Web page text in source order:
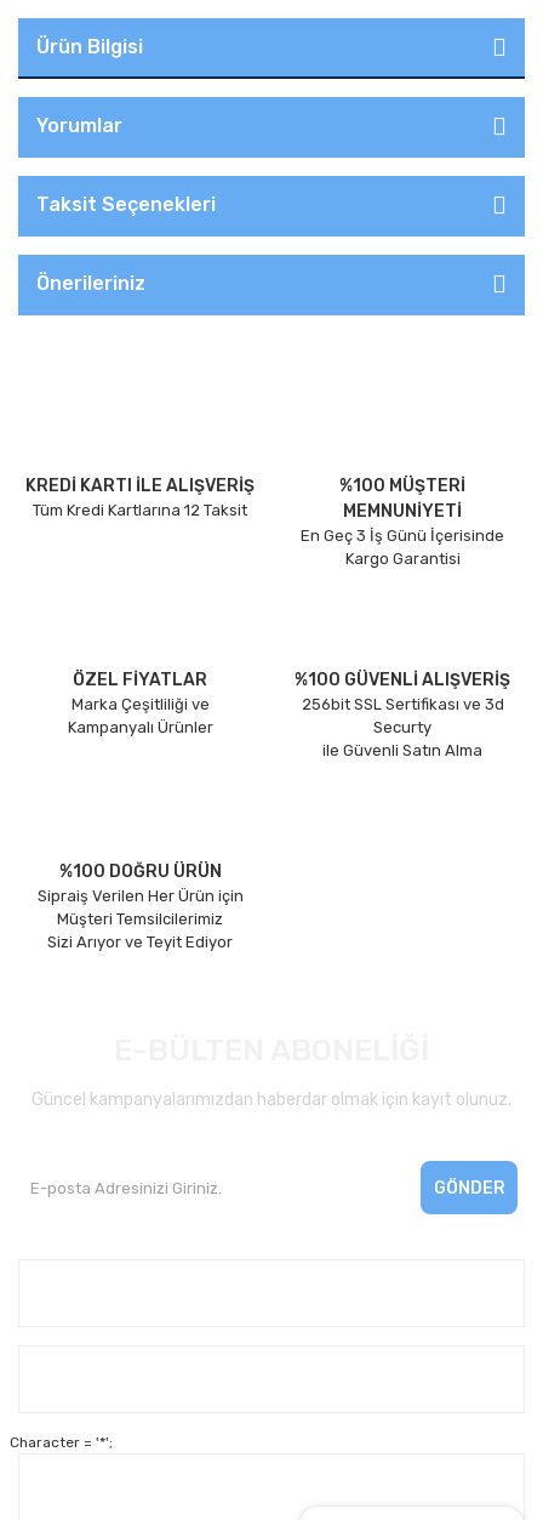
Ürün Bilgisi
Yorumlar
Taksit Seçenekleri
Önerileriniz
KREDİ KARTI İLE ALIŞVERİŞ
Tüm Kredi Kartlarına 12 Taksit
%100 MÜŞTERİ
MEMNUNİYETİ
En Geç 3 İş Günü İçerisinde
Kargo Garantisi
ÖZEL FİYATLAR
Marka Çeşitliliği ve
Kampanyalı Ürünler
%100 GÜVENLİ ALIŞVERİŞ
256bit SSL Sertifikası ve 3d
Securty
ile Güvenli Satın Alma
%100 DOĞRU ÜRÜN
Sipraiş Verilen Her Ürün için
Müşteri Temsilcilerimiz
Sizi Arıyor ve Teyit Ediyor
Güncel kampanyalarımızdan haberdar olmak için kayıt olunuz.
GÖNDER
Character = '*';